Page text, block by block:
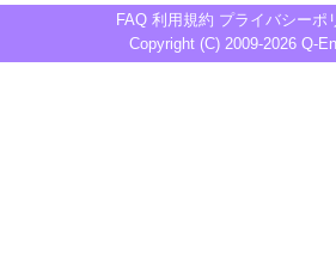
FAQ 利用規約 プライバシーポ
Copyright (C) 2009-2026 Q-